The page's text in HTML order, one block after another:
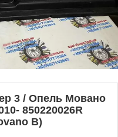
3 / Опель Мовано
850220026R
B)